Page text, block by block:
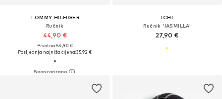
TOMMY HILFIGER
Ručnik
44,90 €
Prvotno: 54,90 €
Posljednja najniža cijena:35,92 €
ICHI
Ručnik 'IASMILLA'
27,90 €